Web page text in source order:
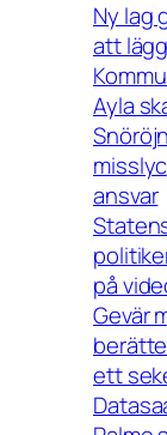
Ny lag
att
Ayla
ansvar
på
Gevär
ett